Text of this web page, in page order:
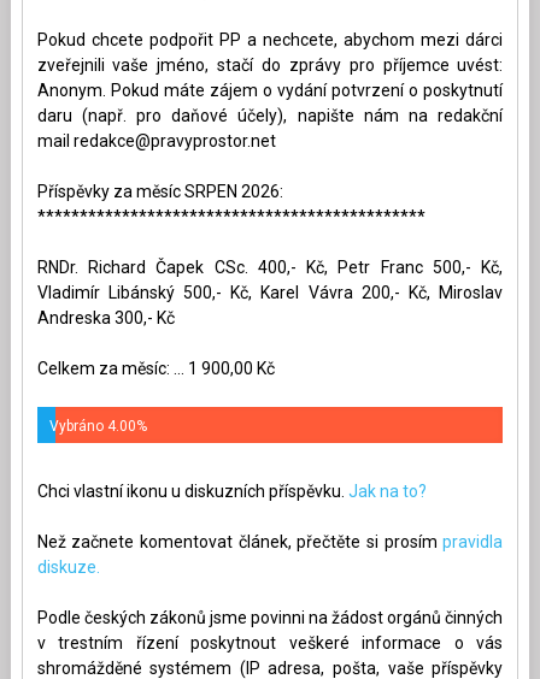
Pokud chcete podpořit PP a nechcete, abychom mezi dárci
zveřejnili vaše jméno, stačí do zprávy pro příjemce uvést:
Anonym. Pokud máte zájem o vydání potvrzení o poskytnutí
daru (např. pro daňové účely), napište nám na redakční
mail redakce@pravyprostor.net
Příspěvky za měsíc SRPEN 2026:
**********************************************
RNDr. Richard Čapek CSc. 400,- Kč, Petr Franc 500,- Kč,
Vladimír Libánský 500,- Kč, Karel Vávra 200,- Kč, Miroslav
Andreska 300,- Kč
Celkem za měsíc: ... 1 900,00 Kč
Vybráno 4.00%
Chci vlastní ikonu u diskuzních příspěvku. Jak na to?
Než začnete komentovat článek, přečtěte si prosímpravidla
diskuze.
Podle českých zákonů jsme povinni na žádost orgánů činných
v trestním řízení poskytnout veškeré informace o vás
shromážděné systémem (IP adresa, pošta, vaše příspěvky